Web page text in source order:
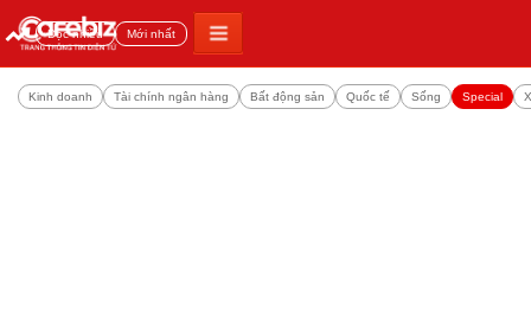
Đọc nhiều Mới nhất
Kinh doanh Tài chính ngân hàng Bất động sản Quốc tế Sống Special